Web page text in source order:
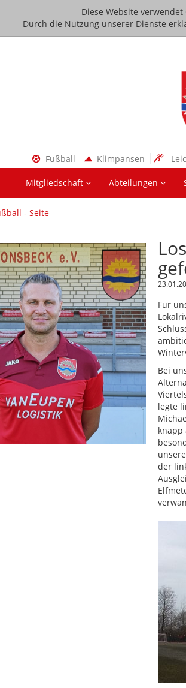
Diese Website
Durch die Nutzung unserer Dienste
Fußball Klimpansen
Mitgliedschaft Abteilungen
- Seite
Für
Bei
legte
knapp
der